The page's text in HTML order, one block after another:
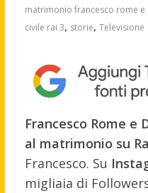
matrimonio francesco rome e
civile rai 3, storie, Televisione
Francesco Rome e
al matrimonio su
Francesco. Su
migliaia di